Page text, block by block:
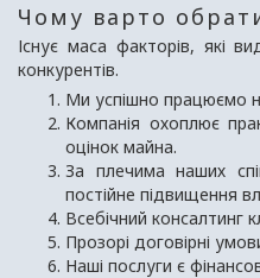
Чому варто
Існує маса факторів, які
конкурентів.
Ми успішно працюємо
Компанія охоплює
оцінок майна.
За плечима наших
постійне підвищення
Всебічний консалтинг
Прозорі договірні
Наші послуги є